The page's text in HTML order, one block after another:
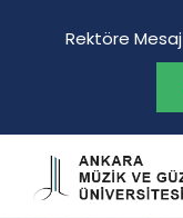
Rektöre Mesaj